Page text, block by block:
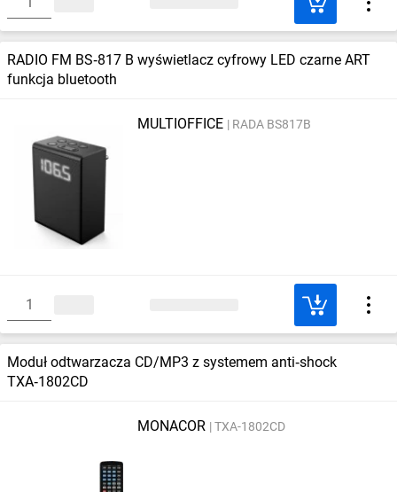
RADIO FM BS‑817 B wyświetlacz cyfrowy LED czarne ART
funkcja bluetooth
MULTIOFFICE RADA BS817B
Moduł odtwarzacza CD/MP3 z systemem anti‑shock
TXA‑1802CD
MONACOR TXA-1802CD